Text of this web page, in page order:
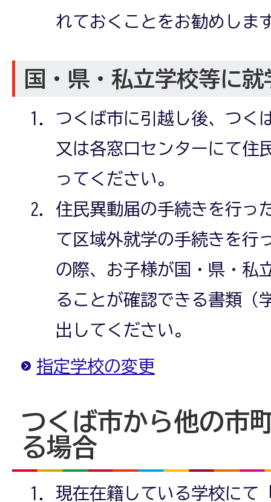
れておくことをお勧めしま
国・県・私立学校等に
つくば市に引越し後、つく
又は各窓口センターにて住
ってください。
住民異動届の手続きを行っ
て区域外就学の手続きを行
の際、お子様が国・県・私
ることが確認できる書類（
出してください。
指定学校の変更
つくば市から他の市
る場合
現在在籍している学校にて